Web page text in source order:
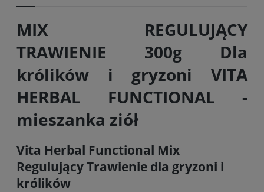
MIX REGULUJĄCY
TRAWIENIE 300g Dla
królików i gryzoni VITA
HERBAL FUNCTIONAL -
mieszanka ziół
Vita Herbal Functional Mix
Regulujący Trawienie dla gryzoni i
królików